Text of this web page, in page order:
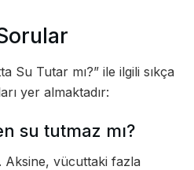
Su Tutar mı?” ile ilgili sıkça
yer almaktadır:
su tutmaz mı?
Aksine, vücuttaki fazla